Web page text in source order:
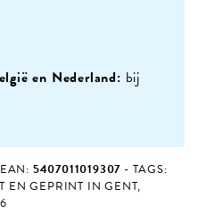
en Nederland: bij
EAN: 5407011019307
TAGS:
EN GEPRINT IN GENT,